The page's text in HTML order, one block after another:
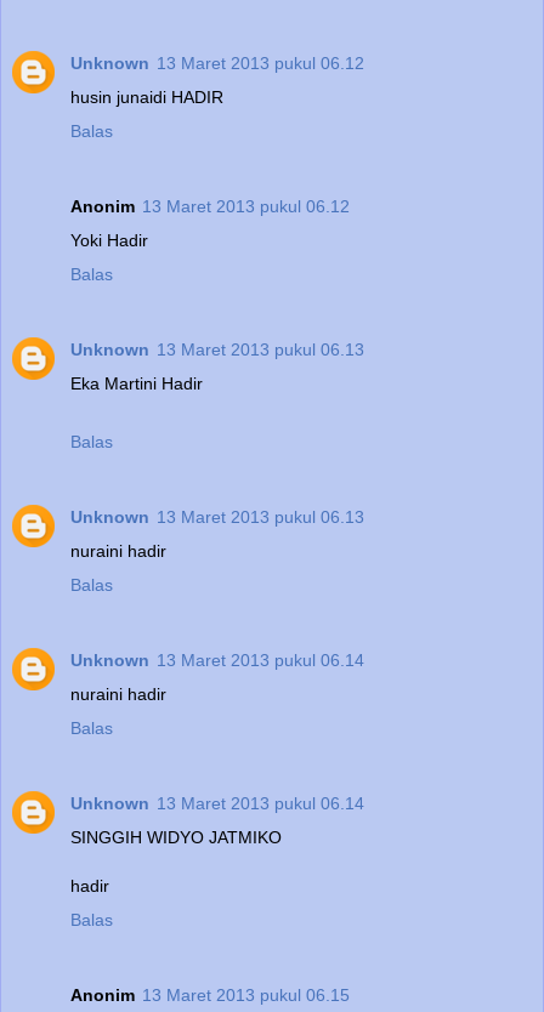
Unknown 13 Maret 2013 pukul 06.12
husin junaidi HADIR
Balas
Anonim 13 Maret 2013 pukul 06.12
Yoki Hadir
Balas
Unknown 13 Maret 2013 pukul 06.13
Eka Martini Hadir
Balas
Unknown 13 Maret 2013 pukul 06.13
nuraini hadir
Balas
Unknown 13 Maret 2013 pukul 06.14
nuraini hadir
Balas
Unknown 13 Maret 2013 pukul 06.14
SINGGIH WIDYO JATMIKO
hadir
Balas
Anonim 13 Maret 2013 pukul 06.15